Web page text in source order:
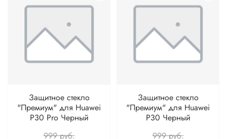
Защитное стекло
"Премиум" для Huawei
P30 Pro Черный
999 руб.
Защитное стекло
"Премиум" для Huawei
P30 Черный
999 руб.